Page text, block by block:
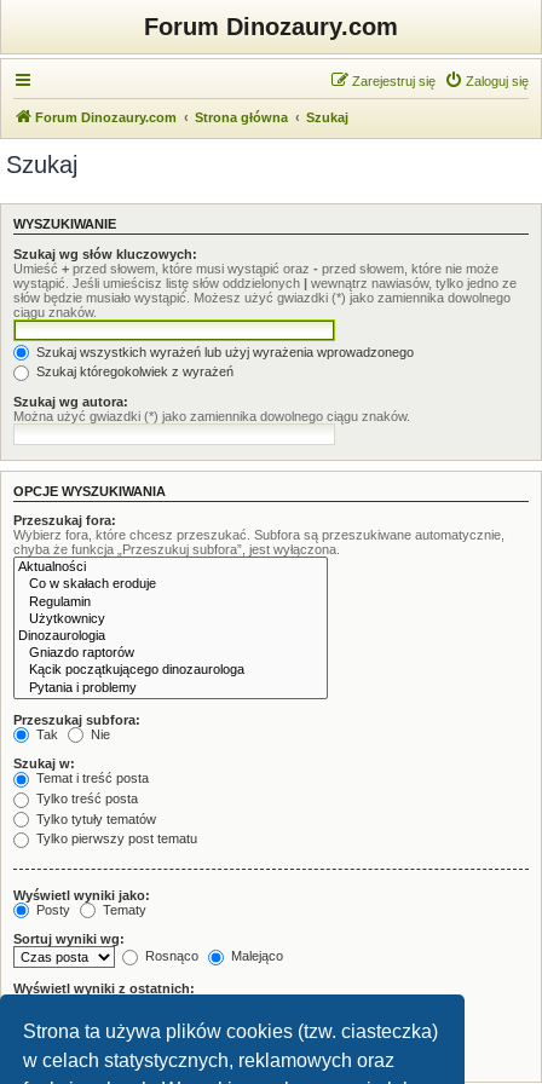
Strona ta używa plików cookies (tzw. ciasteczka)
w celach statystycznych, reklamowych oraz
Forum Dinozaury.com
Zaloguj się
Zarejestruj się
Forum Dinozaury.com Strona główna Szukaj
Szukaj
WYSZUKIWANIE
Szukaj wg słów kluczowych:
Umieść + przed słowem, które musi wystąpić oraz - przed słowem, które nie może
wystąpić. Jeśli umieścisz listę słów oddzielonych | wewnątrz nawiasów, tylko jedno ze
słów będzie musiało wystąpić. Możesz użyć gwiazdki (*) jako zamiennika dowolnego
ciągu znaków.
Szukaj wszystkich wyrażeń lub użyj wyrażenia wprowadzonego
Szukaj któregokolwiek z wyrażeń
Szukaj wg autora:
Można użyć gwiazdki (*) jako zamiennika dowolnego ciągu znaków.
OPCJE WYSZUKIWANIA
Przeszukaj fora:
Wybierz fora, które chcesz przeszukać. Subfora są przeszukiwane automatycznie,
chyba że funkcja „Przeszukuj subfora”, jest wyłączona.
Przeszukaj subfora:
Tak
Nie
Szukaj w:
Temat i treść posta
Tylko treść posta
Tylko tytuły tematów
Tylko pierwszy post tematu
Wyświetl wyniki jako:
Posty
Tematy
Sortuj wyniki wg:
Rosnąco
Malejąco
Wyświetl wyniki z ostatnich:
Wyświetl pierwsze:
znaków w poście